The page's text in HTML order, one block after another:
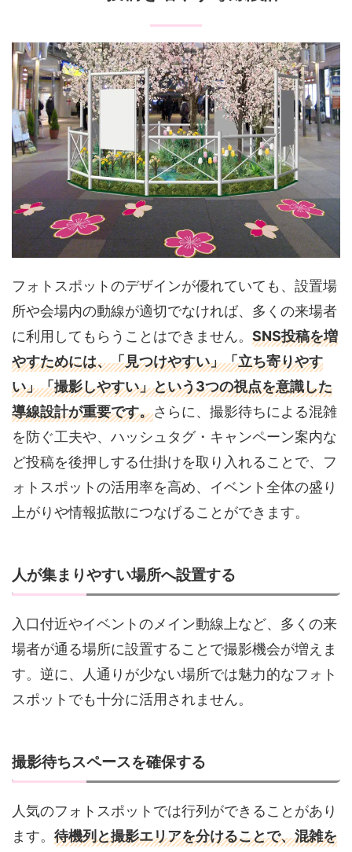
フォトスポットのデザインが優れていても、設置場
所や会場内の動線が適切でなければ、多くの来場者
に利用してもらうことはできません。 SNS投稿を増
やすためには、「見つけやすい」「立ち寄りやす
い」「撮影しやすい」という3つの視点を意識した
導線設計が重要です。さらに、撮影待ちによる混雑
を防ぐ工夫や、ハッシュタグ・キャンペーン案内な
ど投稿を後押しする仕掛けを取り入れることで、フ
ォトスポットの活用率を高め、イベント全体の盛り
上がりや情報拡散につなげることができます。
人が集まりやすい場所へ設置する
入口付近やイベントのメイン動線上など、多くの来
場者が通る場所に設置することで撮影機会が増えま
す。逆に、人通りが少ない場所では魅力的なフォト
スポットでも十分に活用されません。
撮影待ちスペースを確保する
人気のフォトスポットでは行列ができることがあり
ます。 待機列と撮影エリアを分けることで、混雑を